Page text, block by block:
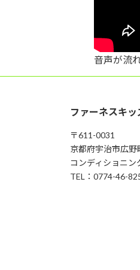
音声が流
ファーネスキ
〒611-0031
京都府宇治市広
コンディショニン
TEL：0774-46-